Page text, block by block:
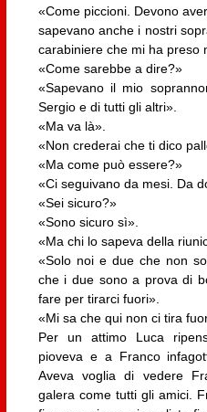
«Come piccioni. Devono
sapevano anche i nostri
carabiniere che mi ha preso
«Come sarebbe a dire?»
«Sapevano il mio
Sergio e di tutti gli altri».
«Ma va là».
«Non crederai che ti dico
«Ma come può essere?»
«Ci seguivano da mesi. Da
«Sei sicuro?»
«Sono sicuro sì».
«Ma chi lo sapeva della
«Solo noi e due che non
che i due sono a prova di
fare per tirarci fuori».
«Mi sa che qui non ci tira
Per un attimo Luca
pioveva e a Franco
Aveva voglia di vedere
galera come tutti gli amici.